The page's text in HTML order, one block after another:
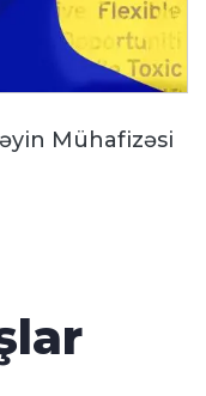
Mühafizəsi